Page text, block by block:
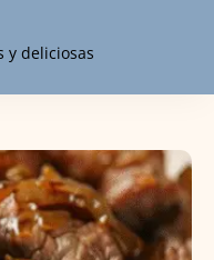
y deliciosas